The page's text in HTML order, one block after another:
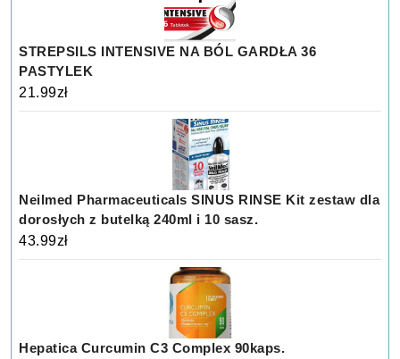
STREPSILS INTENSIVE NA BÓL GARDŁA 36
PASTYLEK
21.99zł
Neilmed Pharmaceuticals SINUS RINSE Kit zestaw dla
dorosłych z butelką 240ml i 10 sasz.
43.99zł
Hepatica Curcumin C3 Complex 90kaps.